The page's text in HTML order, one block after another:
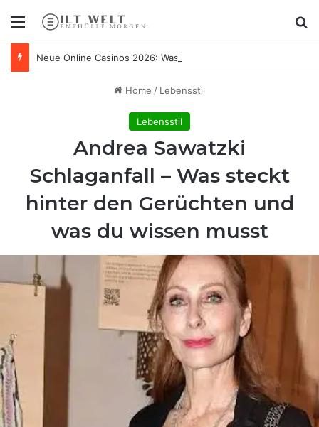
Menu
Home / Lebensstil
Lebensstil
Andrea Sawatzki
Schlaganfall – Was steckt
hinter den Gerüchten und
was du wissen musst